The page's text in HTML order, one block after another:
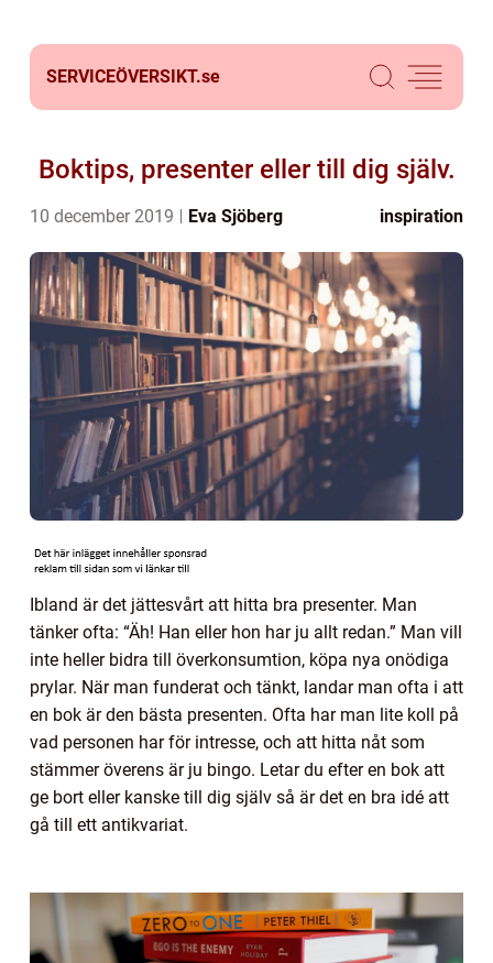
SERVICEÖVERSIKT.se
Boktips, presenter eller till dig själv.
10 december 2019 Eva Sjöberg inspiration
Ibland är det jättesvårt att hitta bra presenter. Man
tänker ofta: “Äh! Han eller hon har ju allt redan.” Man vill
inte heller bidra till överkonsumtion, köpa nya onödiga
prylar. När man funderat och tänkt, landar man ofta i att
en bok är den bästa presenten. Ofta har man lite koll på
vad personen har för intresse, och att hitta nåt som
stämmer överens är ju bingo. Letar du efter en bok att
ge bort eller kanske till dig själv så är det en bra idé att
gå till ett antikvariat.